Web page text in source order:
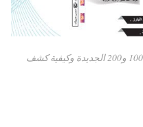
بالصور تعرف علي ورقة ال 5 جنيه و 10 و 100 و200 الجديدة وكيفية كشف